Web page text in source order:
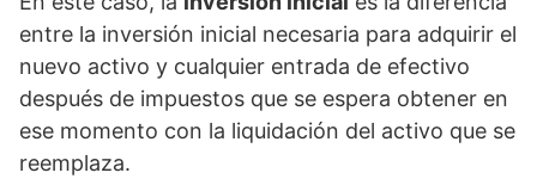
entre la inversión inicial necesaria para adquirir el
nuevo activo y cualquier entrada de efectivo
después de impuestos que se espera obtener en
ese momento con la liquidación del activo que se
reemplaza.